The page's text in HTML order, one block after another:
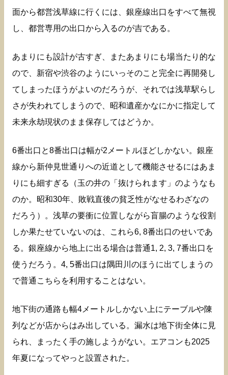
面から都営浅草線に行くには、銀座線出口をすべて無視
し、都営専用の出口から入るのが吉である。
あまりにも設計が古すぎ、またあまりにも場当たり的な
ので、新宿や渋谷のようにいっそのこと完全に再開発し
てしまったほうがよいのだろうが、それでは浅草駅らし
さが失われてしまうので、昭和遺産かなにかに指定して
未来永劫現状のまま保存してはどうか。
6番出口と8番出口は幅が2メートルほどしかない。銀座
線から新仲見世通りへの近道として機能させるにはあま
りにも細すぎる（玉の井の「抜けられます」のようなも
のか。昭和30年、敗戦直後の貧乏性がなせるわざなの
だろう）。浅草の要衝に位置しながら盲腸のような役割
しか果たせていないのは、これら6, 8番出口のせいであ
る。銀座線から地上に出る場合は普通1, 2, 3, 7番出口を
使うだろう。4, 5番出口は隅田川のほうに出てしまうの
で普通こちらを利用することはない。
地下街の通路も幅4メートルしかない上にテーブルや陳
列などが店からはみ出している。漏水は地下街全体に見
られ、まったく手の施しようがない。エアコンも2025
年夏になってやっと設置された。